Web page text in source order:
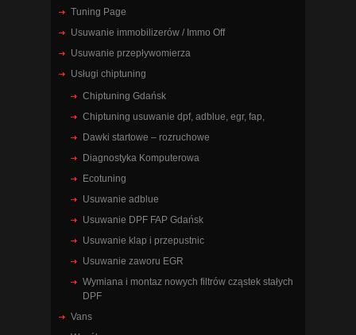
Tuning Page
Usuwanie immobilizerów / Immo Off
Usuwanie przepływomierza
Usługi chiptuning
Chiptuning Gdańsk
Chiptuning usuwanie dpf, adblue, egr, fap,
Dawki startowe – rozruchowe
Diagnostyka Komputerowa
Ecotuning
Usuwanie adblue
Usuwanie DPF FAP Gdańsk
Usuwanie klap i przepustnic
Usuwanie zaworu EGR
Wymiana i montaz nowych filtrów cząstek stałych
DPF
Vans